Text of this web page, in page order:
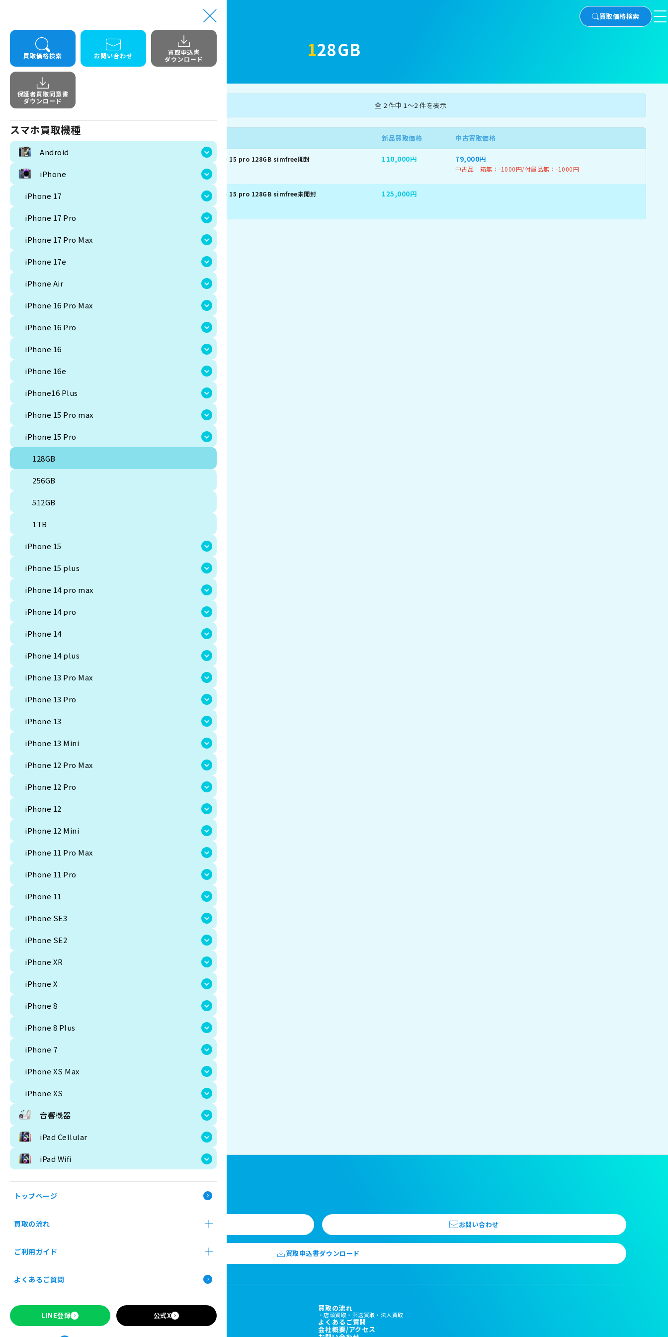
買取価格検索
買取価格検索 お問い合わせ
買取申込書
ダウンロード
保護者買取同意書
ダウンロード
スマホ買取機種
Android
iPhone
iPhone 17
iPhone 17 Pro
iPhone 17 Pro Max
iPhone 17e
iPhone Air
iPhone 16 Pro Max
iPhone 16 Pro
iPhone 16
iPhone 16e
iPhone16 Plus
iPhone 15 Pro max
iPhone 15 Pro
128GB
256GB
512GB
1TB
iPhone 15
iPhone 15 plus
iPhone 14 pro max
iPhone 14 pro
iPhone 14
iPhone 14 plus
iPhone 13 Pro Max
iPhone 13 Pro
iPhone 13
iPhone 13 Mini
iPhone 12 Pro Max
iPhone 12 Pro
iPhone 12
iPhone 12 Mini
iPhone 11 Pro Max
iPhone 11 Pro
iPhone 11
iPhone SE3
iPhone SE2
iPhone XR
iPhone X
iPhone 8
iPhone 8 Plus
iPhone 7
iPhone XS Max
iPhone XS
音響機器
iPad Cellular
iPad Wifi
トップページ
買取の流れ
ご利用ガイド
SIMロックの解除について
よくあるご質問
LINE登録 公式X
128GB
スマホ買取機種
Android
iPhone
iPhone 17
iPhone 17 Pro
iPhone 17 Pro Max
iPhone 17e
iPhone Air
iPhone 16 Pro Max
iPhone 16 Pro
iPhone 16
iPhone 16e
iPhone16 Plus
iPhone 15 Pro max
iPhone 15 Pro
128GB
256GB
512GB
1TB
iPhone 15
iPhone 15 plus
iPhone 14 pro max
iPhone 14 pro
iPhone 14
iPhone 14 plus
iPhone 13 Pro Max
iPhone 13 Pro
iPhone 13
iPhone 13 Mini
iPhone 12 Pro Max
iPhone 12 Pro
iPhone 12
iPhone 12 Mini
iPhone 11 Pro Max
iPhone 11 Pro
iPhone 11
iPhone SE3
iPhone SE2
iPhone XR
iPhone X
iPhone 8
iPhone 8 Plus
iPhone 7
iPhone XS Max
iPhone XS
音響機器
iPad Cellular
iPad Wifi
全 2 件中 1～2 件を表示
新品買取価格 中古買取価格
iPhone 15 pro 128GB simfree開封 110,000円 79,000円
中古品 箱無：-1000円/付属品無：-1000円
iPhone 15 pro 128GB simfree未開封 125,000円
お問い合わせ
買取申込書ダウンロード
トップページ 買取の流れ
店頭買取 郵送買取 法人買取
ご利用ガイド
お申し込み前の確認事項 Apple製品の買取について SIMロックの解除について
よくあるご質問
会社概要/アクセス